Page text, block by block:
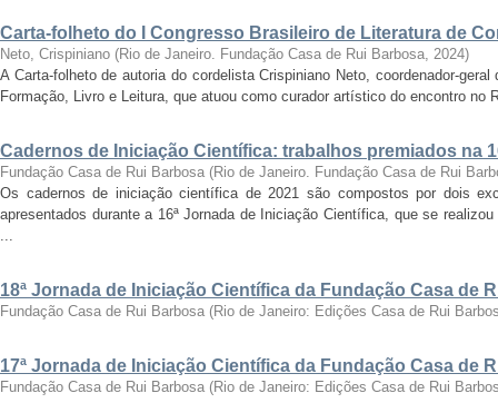
Carta-folheto do I Congresso Brasileiro de Literatura de
Neto, Crispiniano (Rio de Janeiro. Fundação Casa de Rui Barbosa, 2024)
A Carta-folheto de autoria do cordelista Crispiniano Neto, coordenador-
Formação, Livro e Leitura, que atuou como curador artístico do encontro no
Cadernos de Iniciação Científica: trabalhos premiados na
Fundação Casa de Rui Barbosa (Rio de Janeiro. Fundação Casa de Rui
Os cadernos de iniciação científica de 2021 são compostos por dois
apresentados durante a 16ª Jornada de Iniciação Científica, que se
...
18ª Jornada de Iniciação Científica da Fundação Casa de
Fundação Casa de Rui Barbosa (Rio de Janeiro: Edições Casa de Rui
17ª Jornada de Iniciação Científica da Fundação Casa de
Fundação Casa de Rui Barbosa (Rio de Janeiro: Edições Casa de Rui